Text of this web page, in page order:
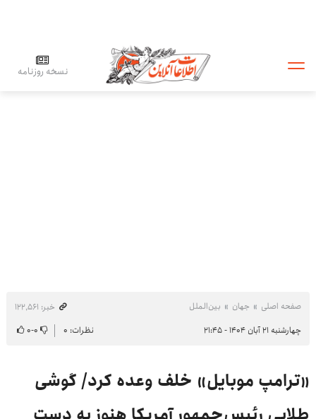
نسخه روزنامه
صفحه اصلی جهان بین‌الملل
خبر: ۱۲۲٬۵۶۱
چهارشنبه ۲۱ آبان ۱۴۰۴ - ۲۱:۴۵
نظرات: ۰ ۰-۰
«ترامپ موبایل» خلف وعده کرد/ گوشی